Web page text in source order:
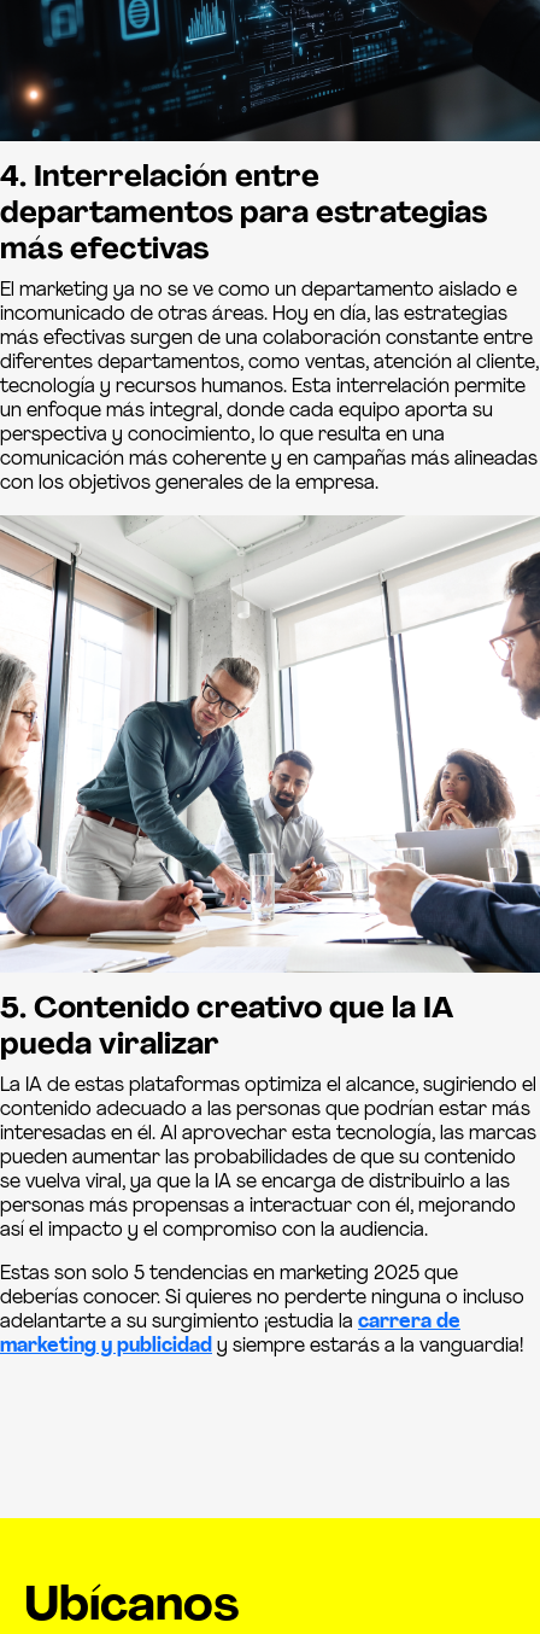
4. Interrelación entre
departamentos para estrategias
más efectivas
El marketing ya no se ve como un departamento aislado e
incomunicado de otras áreas. Hoy en día, las estrategias
más efectivas surgen de una colaboración constante entre
diferentes departamentos, como ventas, atención al cliente,
tecnología y recursos humanos. Esta interrelación permite
un enfoque más integral, donde cada equipo aporta su
perspectiva y conocimiento, lo que resulta en una
comunicación más coherente y en campañas más alineadas
con los objetivos generales de la empresa.
5. Contenido creativo que la IA
pueda viralizar
La IA de estas plataformas optimiza el alcance, sugiriendo el
contenido adecuado a las personas que podrían estar más
interesadas en él. Al aprovechar esta tecnología, las marcas
pueden aumentar las probabilidades de que su contenido
se vuelva viral, ya que la IA se encarga de distribuirlo a las
personas más propensas a interactuar con él, mejorando
así el impacto y el compromiso con la audiencia.
Estas son solo 5 tendencias en marketing 2025 que
deberías conocer. Si quieres no perderte ninguna o incluso
adelantarte a su surgimiento ¡estudia la carrera de
marketing y publicidad y siempre estarás a la vanguardia!
Ubícanos